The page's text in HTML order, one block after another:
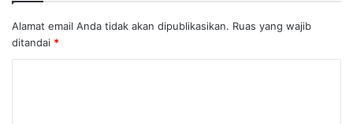
Alamat email Anda tidak akan dipublikasikan. Ruas yang wajib
ditandai *